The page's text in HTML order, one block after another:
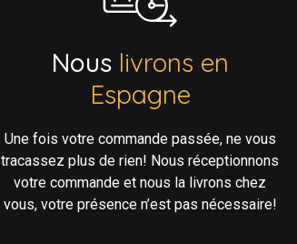
Nous livrons en
Espagne
Une fois votre commande passée, ne vous
tracassez plus de rien! Nous réceptionnons
votre commande et nous la livrons chez
vous, votre présence n’est pas nécessaire!